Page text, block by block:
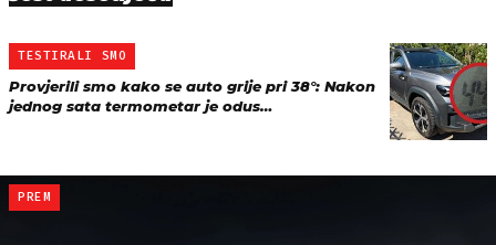
TESTIRALI SMO
Provjerili smo kako se auto grije pri 38°: Nakon
jednog sata termometar je odus…
PREM